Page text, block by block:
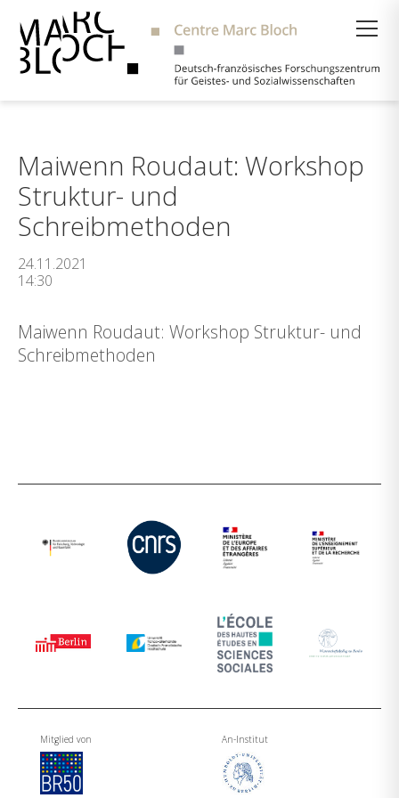
Maiwenn Roudaut: Workshop
Struktur- und
Schreibmethoden
24.11.2021
14:30
Maiwenn Roudaut: Workshop Struktur- und
Schreibmethoden
Mitglied von An-Institut